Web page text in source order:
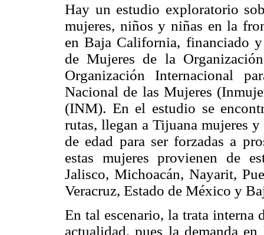
Hay un estudio exploratorio
mujeres, niños y niñas en la
en Baja California, financiado
de Mujeres de la
Organización Internacional
Nacional de las Mujeres
(INM). En el estudio se
rutas, llegan a Tijuana mujeres
de edad para ser forzadas a
estas mujeres provienen de
Jalisco, Michoacán, Nayarit,
Veracruz, Estado de México y
En tal escenario, la trata interna
actualidad, pues la demanda